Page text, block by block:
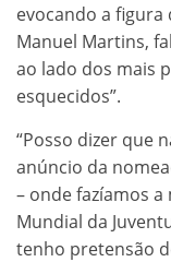
evocando a
Manuel Martins,
ao lado dos mais
esquecidos”.
“Posso dizer que
anúncio da
– onde fazíamos
Mundial da
tenho pretensão